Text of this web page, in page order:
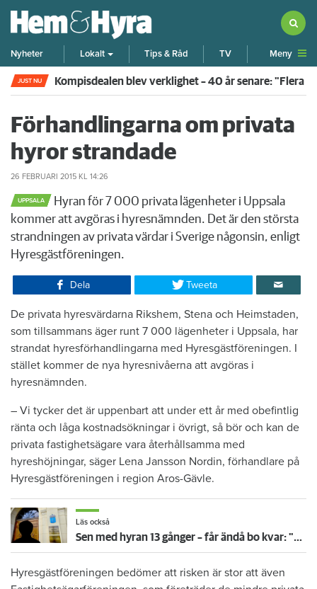
Nyheter Lokalt Tips & Råd TV Meny
JUST NU Kompisdealen blev verklighet – 40 år senare: "Flera
Förhandlingarna om privata
hyror strandade
26 FEBRUARI 2015 KL 14:26
UPPSALA
Hyran för 7 000 privata lägenheter i Uppsala
kommer att avgöras i hyresnämnden. Det är den största
strandningen av privata värdar i Sverige någonsin, enligt
Hyresgästföreningen.
Dela Tweeta
De privata hyresvärdarna Rikshem, Stena och Heimstaden,
som tillsammans äger runt 7 000 lägenheter i Uppsala, har
strandat hyresförhandlingarna med Hyresgästföreningen. I
stället kommer de nya hyresnivåerna att avgöras i
hyresnämnden.
– Vi tycker det är uppenbart att under ett år med obefintlig
ränta och låga kostnadsökningar i övrigt, så bör och kan de
privata fastighetsägare vara återhållsamma med
hyreshöjningar, säger Lena Jansson Nordin, förhandlare på
Hyresgästföreningen i region Aros-Gävle.
Läs också
Sen med hyran 13 gånger – får ändå bo kvar: "Glömde att betala"
Hyresgästföreningen bedömer att risken är stor att även